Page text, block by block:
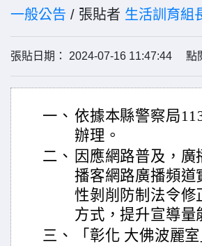
一般公告 / 張貼者 生活訓育組
張貼日期： 2024-07-16 11:47:44 點
一、 依據本縣警察局
辦理。
二、 因應網路普及，
播客網路廣播頻道
性剝削防制法令修
方式，提升宣導量
三、
「彰化 大佛波麗